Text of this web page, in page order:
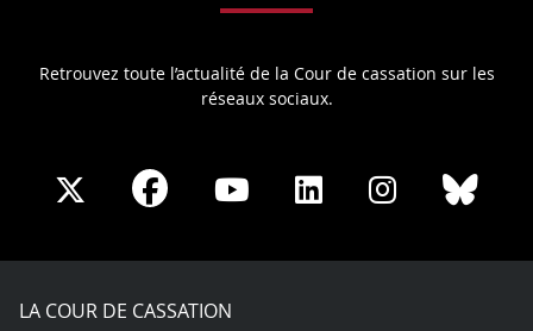
Retrouvez toute l’actualité de la Cour de cassation sur les
réseaux sociaux.
Share
X
Share
Facebook
Share
Youtube
Share
LinkedIn
Share
Instagram
LA COUR DE CASSATION